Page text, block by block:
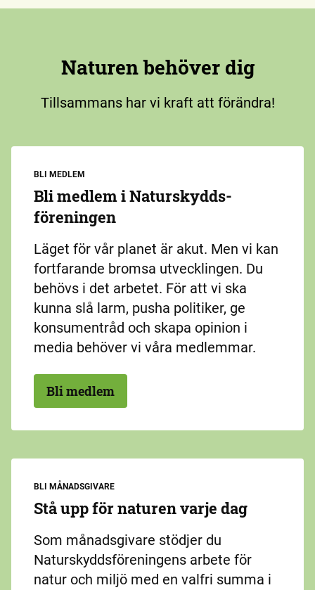
Naturen behöver dig
Tillsammans har vi kraft att förändra!
BLI MEDLEM
Bli medlem i Naturskydds­
föreningen
Läget för vår planet är akut. Men vi kan
fortfarande bromsa utvecklingen. Du
behövs i det arbetet. För att vi ska
kunna slå larm, pusha politiker, ge
konsumentråd och skapa opinion i
media behöver vi våra medlemmar.
Bli medlem
BLI MÅNADSGIVARE
Stå upp för naturen varje dag
Som månadsgivare stödjer du
Naturskyddsföreningens arbete för
natur och miljö med en valfri summa i